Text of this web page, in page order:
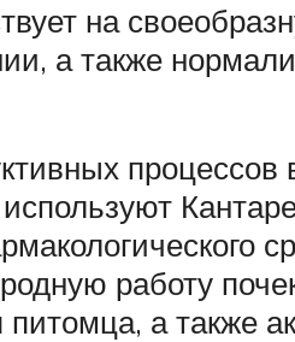
на
а также
работу
а также